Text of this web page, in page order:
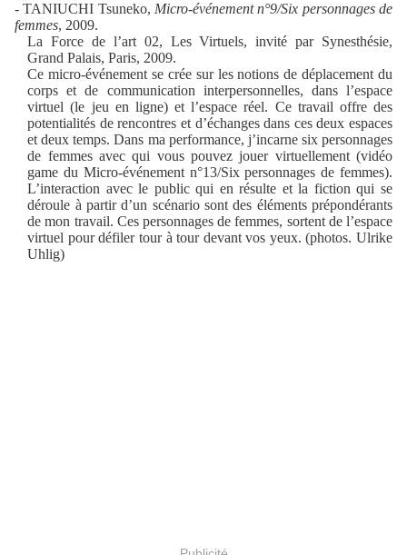
- TANIUCHI Tsuneko, Micro-événement n°9/Six personnages de
femmes, 2009.
La Force de l’art 02, Les Virtuels, invité par Synesthésie,
Grand Palais, Paris, 2009.
Ce micro-événement se crée sur les notions de déplacement du
corps et de communication interpersonnelles, dans l’espace
virtuel (le jeu en ligne) et l’espace réel. Ce travail offre des
potentialités de rencontres et d’échanges dans ces deux espaces
et deux temps. Dans ma performance, j’incarne six personnages
de femmes avec qui vous pouvez jouer virtuellement (vidéo
game du Micro-événement n°13/Six personnages de femmes).
L’interaction avec le public qui en résulte et la fiction qui se
déroule à partir d’un scénario sont des éléments prépondérants
de mon travail. Ces personnages de femmes, sortent de l’espace
virtuel pour défiler tour à tour devant vos yeux. (photos. Ulrike
Uhlig)